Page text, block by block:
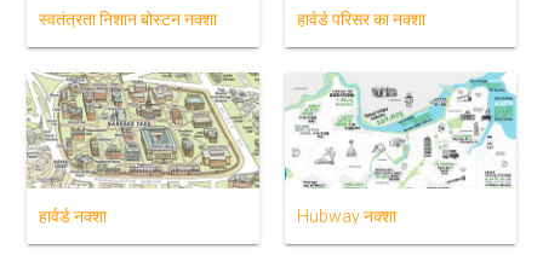
स्वतंत्रता निशान बोस्टन नक्शा हार्वर्ड परिसर का नक्शा
हार्वर्ड नक्शा Hubway नक्शा